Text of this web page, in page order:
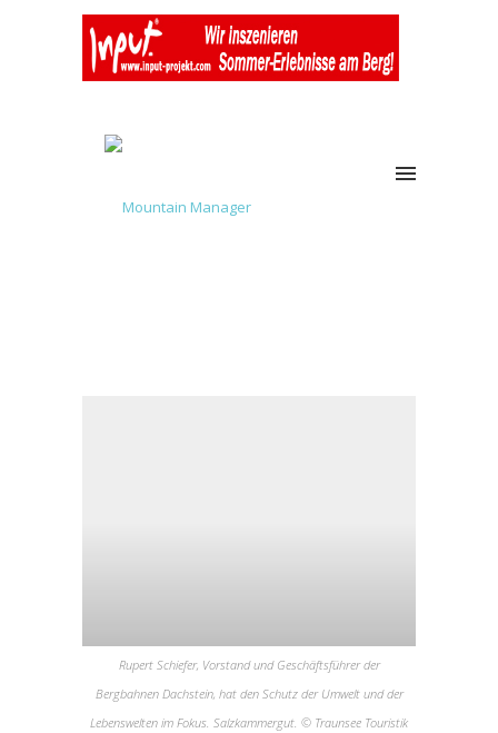
Rupert Schiefer, Vorstand und Geschäftsführer der
Bergbahnen Dachstein, hat den Schutz der Umwelt und der
Lebenswelten im Fokus. Salzkammergut. © Traunsee Touristik